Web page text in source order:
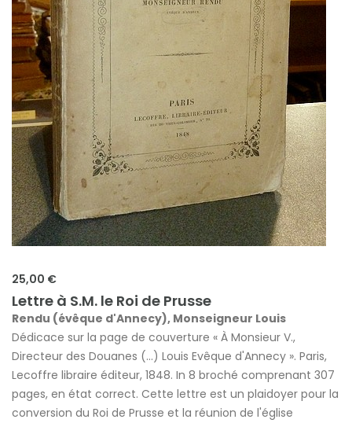
25,00 €
Lettre à S.M. le Roi de Prusse
Rendu (évêque d'Annecy), Monseigneur Louis
Dédicace sur la page de couverture « À Monsieur V.,
Directeur des Douanes (...) Louis Evêque d'Annecy ». Paris,
Lecoffre libraire éditeur, 1848. In 8 broché comprenant 307
pages, en état correct. Cette lettre est un plaidoyer pour la
conversion du Roi de Prusse et la réunion de l'église